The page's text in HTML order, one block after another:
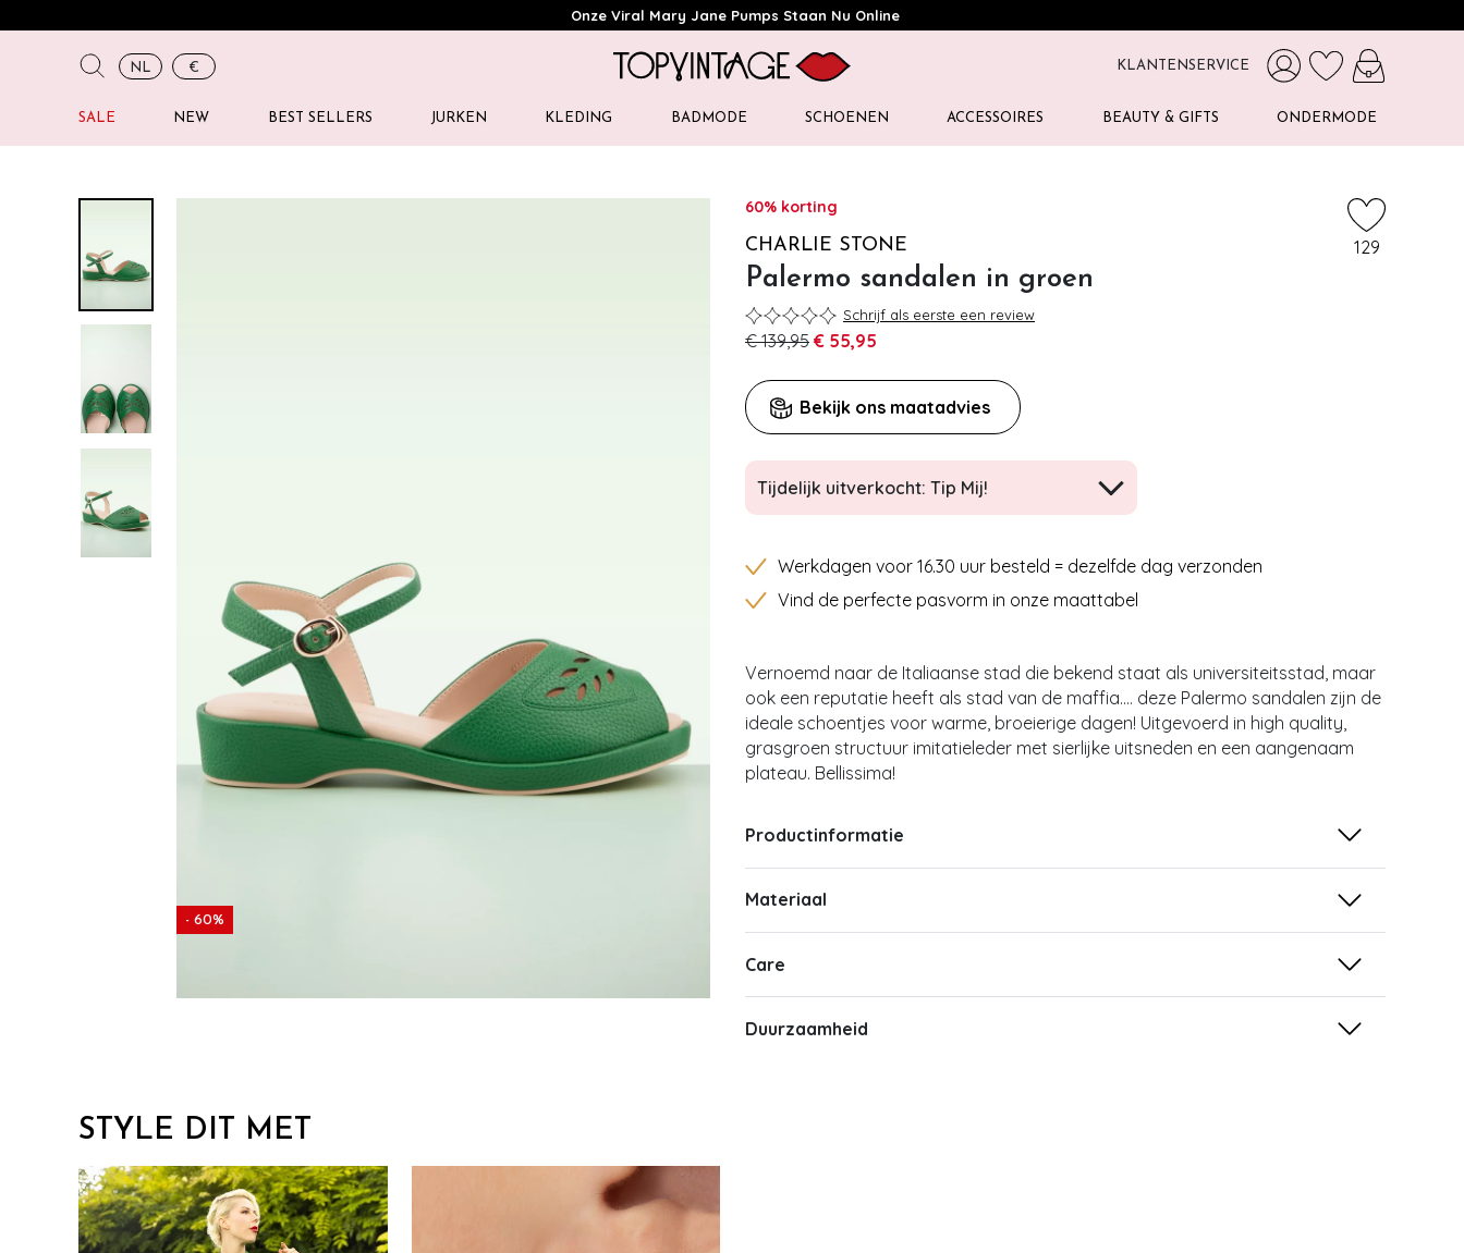
Onze Viral Mary Jane Pumps Staan Nu Online
NL € KLANTENSERVICE
SALE NEW BEST SELLERS JURKEN KLEDING BADMODE SCHOENEN ACCESSOIRES BEAUTY & GIFTS ONDERMODE
- 60%
60% korting
CHARLIE STONE
Palermo sandalen in groen
129
Schrijf als eerste een review
€ 139,95 € 55,95
Bekijk ons maatadvies
Tijdelijk uitverkocht: Tip Mij!
Werkdagen voor 16.30 uur besteld = dezelfde dag verzonden
Vind de perfecte pasvorm in onze maattabel
Vernoemd naar de Italiaanse stad die bekend staat als universiteitsstad, maar
ook een reputatie heeft als stad van de maffia.... deze Palermo sandalen zijn de
ideale schoentjes voor warme, broeierige dagen! Uitgevoerd in high quality,
grasgroen structuur imitatieleder met sierlijke uitsneden en een aangenaam
plateau. Bellissima!
Productinformatie
Materiaal
Care
Duurzaamheid
STYLE DIT MET